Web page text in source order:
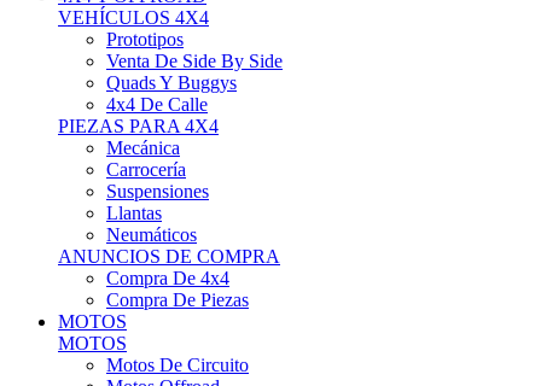
VEHÍCULOS 4X4
Prototipos
Venta De Side By Side
Quads Y Buggys
4x4 De Calle
PIEZAS PARA 4X4
Mecánica
Carrocería
Suspensiones
Llantas
Neumáticos
ANUNCIOS DE COMPRA
Compra De 4x4
Compra De Piezas
MOTOS
MOTOS
Motos De Circuito